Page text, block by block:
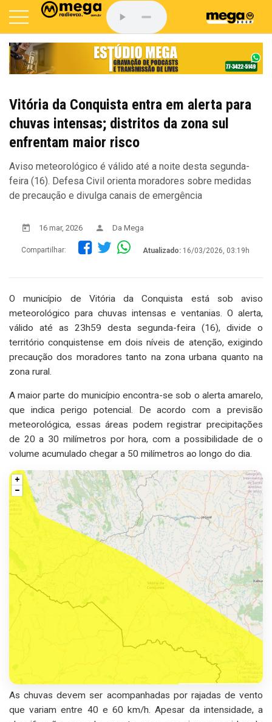
Vitória da Conquista entra em alerta para
chuvas intensas; distritos da zona sul
enfrentam maior risco
Aviso meteorológico é válido até a noite desta segunda-
feira (16). Defesa Civil orienta moradores sobre medidas
de precaução e divulga canais de emergência
16 mar, 2026 Da Mega
Compartilhar: Atualizado: 16/03/2026, 03:19h
O município de Vitória da Conquista está sob aviso
meteorológico para chuvas intensas e ventanias. O alerta,
válido até as 23h59 desta segunda-feira (16), divide o
território conquistense em dois níveis de atenção, exigindo
precaução dos moradores tanto na zona urbana quanto na
zona rural.
A maior parte do município encontra-se sob o alerta amarelo,
que indica perigo potencial. De acordo com a previsão
meteorológica, essas áreas podem registrar precipitações
de 20 a 30 milímetros por hora, com a possibilidade de o
volume acumulado chegar a 50 milímetros ao longo do dia.
As chuvas devem ser acompanhadas por rajadas de vento
que variam entre 40 e 60 km/h. Apesar da intensidade, a